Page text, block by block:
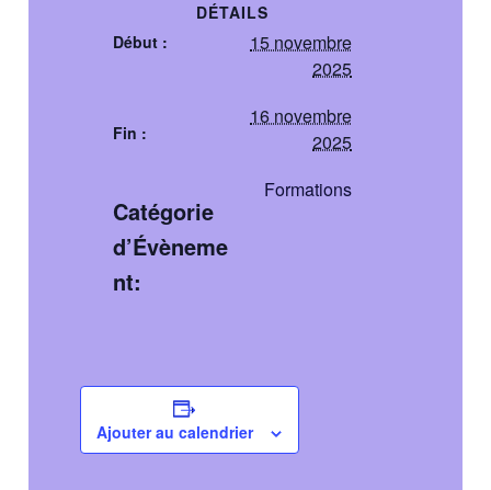
DÉTAILS
Début :
15 novembre
2025
Fin :
16 novembre
2025
Catégorie
d’Évèneme
nt:
Formations
Ajouter au calendrier